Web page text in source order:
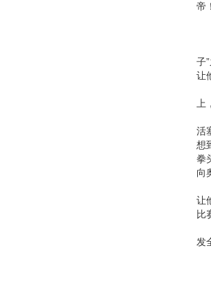
帝
子
让
活
想
拳
向
让
比
发